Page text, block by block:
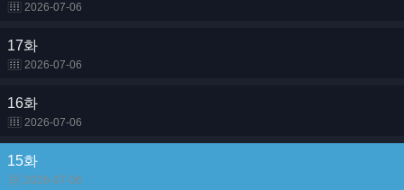
2026-07-06
17화
2026-07-06
16화
2026-07-06
15화
2026-07-06